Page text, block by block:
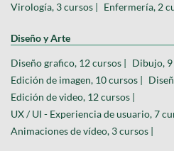
Virología, 3 cursos | Enfermería, 2
Diseño y Arte
Diseño grafico, 12 cursos | Dibujo, 9
Edición de imagen, 10 cursos |
Edición de video, 12 cursos |
UX / UI - Experiencia de usuario, 7
Animaciones de vídeo, 3 cursos |